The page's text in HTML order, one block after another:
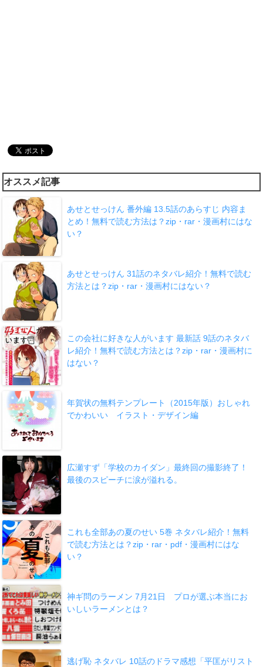
オススメ記事
あせとせっけん 番外編 13.5話のあらすじ 内容ま
とめ！無料で読む方法は？zip・rar・漫画村にはな
い？
あせとせっけん 31話のネタバレ紹介！無料で読む
方法とは？zip・rar・漫画村にはない？
この会社に好きな人がいます 最新話 9話のネタバ
レ紹介！無料で読む方法とは？zip・rar・漫画村に
はない？
年賀状の無料テンプレート（2015年版）おしゃれ
でかわいい イラスト・デザイン編
広瀬すず「学校のカイダン」最終回の撮影終了！
最後のスピーチに涙が溢れる。
これも全部あの夏のせい 5巻 ネタバレ紹介！無料
で読む方法とは？zip・rar・pdf・漫画村にはな
い？
神ギ問のラーメン 7月21日 プロが選ぶ本当にお
いしいラーメンとは？
逃げ恥 ネタバレ 10話のドラマ感想「平匡がリスト